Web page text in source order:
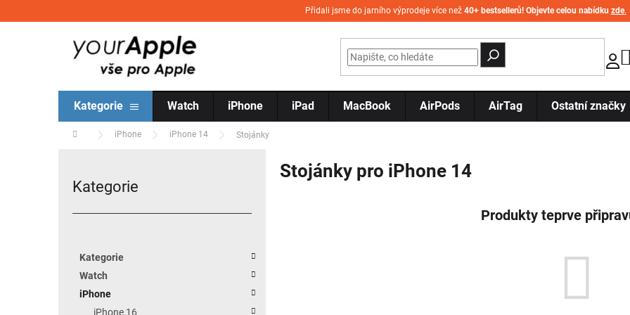
Přidali jsme do jarního výprodeje více než 40+ bestsellerů! Objevte celou nabídku zde.
Kategorie Watch iPhone iPad MacBook AirPods AirTag Ostatní značky
Domů iPhone iPhone 14 Stojánky
Přeskočit kategorie
Kategorie
Kategorie
Watch
iPhone
iPhone 16
Stojánky pro iPhone 14
Produkty teprve